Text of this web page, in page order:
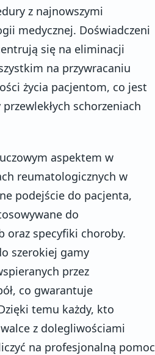
z najnowszymi
medycznej. Doświadczeni
się na eliminacji
na przywracaniu
życia pacjentom, co jest
schorzeniach
aspektem w
reumatologicznych w
podejście do pacjenta,
do
oraz specyfiki choroby.
szerokiej gamy
przez
co gwarantuje
temu każdy, kto
z dolegliwościami
na profesjonalną pomoc